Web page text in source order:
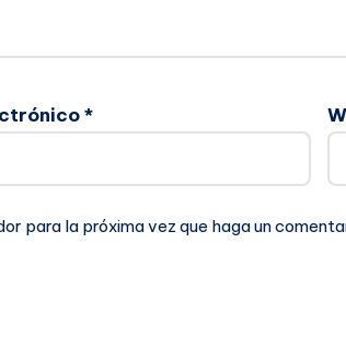
*
para la próxima vez que haga un